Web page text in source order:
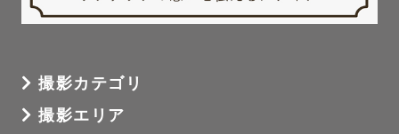
撮影カテゴリ
撮影エリア